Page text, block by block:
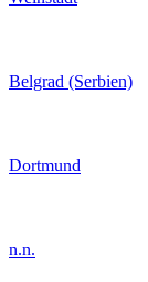
Belgrad (Serbien)
Dortmund
n.n.